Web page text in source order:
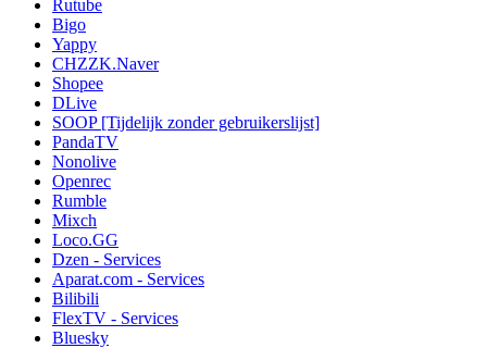
Rutube
Bigo
Yappy
CHZZK.Naver
Shopee
DLive
SOOP [Tijdelijk zonder gebruikerslijst]
PandaTV
Nonolive
Openrec
Rumble
Mixch
Loco.GG
Dzen - Services
Aparat.com - Services
Bilibili
FlexTV - Services
Bluesky